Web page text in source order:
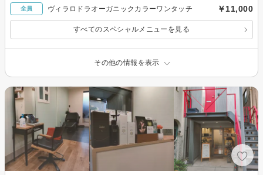
全員 ヴィラロドラオーガニックカラーワンタッチ ￥11,000
すべてのスペシャルメニューを見る
その他の情報を表示